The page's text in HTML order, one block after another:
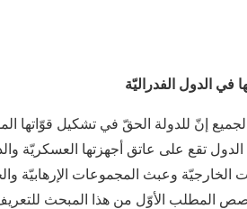
في الدول الفدراليّة
إنّ للدولة الحقّ في تشكيل قوّاتها
الدول تقع على عاتق أجهزتها العسكريّة
الخارجيّة وعبث المجموعات الإرهابيّة
المطلب الأوّل من هذا المبحث للتعريف